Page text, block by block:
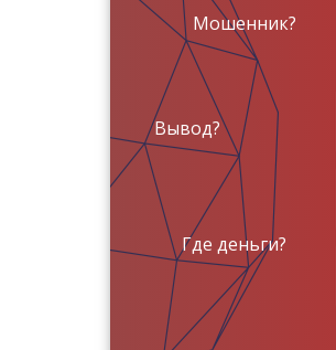
Мошенник?
Вывод?
Где деньги?